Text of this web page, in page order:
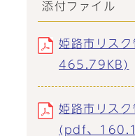
添付ファイル
姫路市リス
465.79KB)
姫路市リス
(pdf、